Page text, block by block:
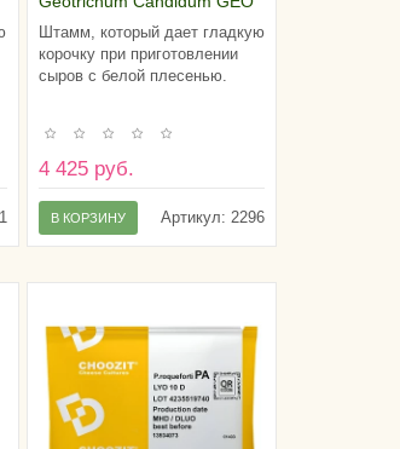
13 LYO 10 D
Штамм, который дает гладкую
корочку при приготовлении
сыров с белой плесенью.
4 425 руб.
Артикул: 2296
В КОРЗИНУ